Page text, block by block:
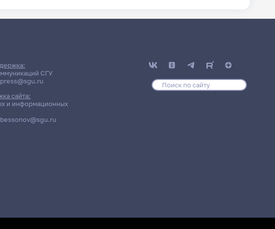
СГУ
press@sgu.ru
сайта:
и информационных
bessonov@sgu.ru